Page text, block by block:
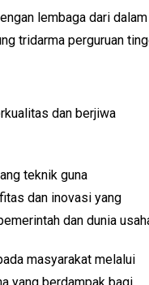
lembaga dari dalam
tridarma perguruan
dan berjiwa
teknik guna
dan inovasi yang
dan dunia
masyarakat melalui